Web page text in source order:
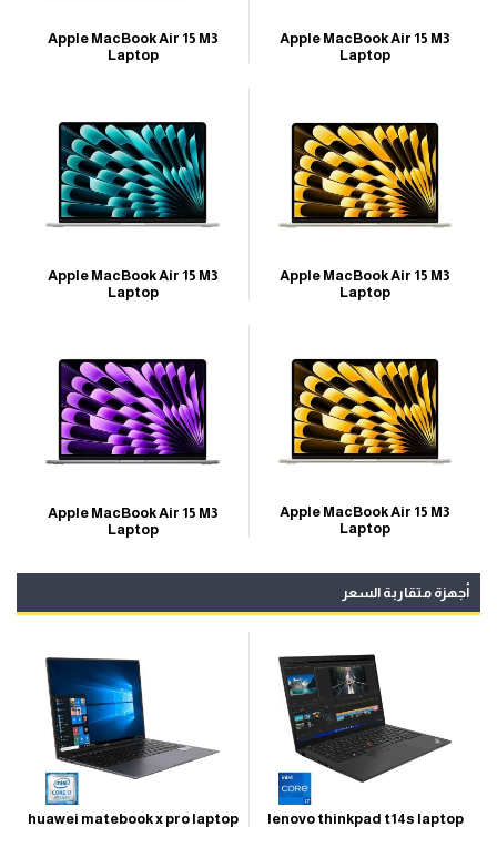
Apple MacBook Air 15 M3
Laptop
Apple MacBook Air 15 M3
Laptop
Apple MacBook Air 15 M3
Laptop
Apple MacBook Air 15 M3
Laptop
Apple MacBook Air 15 M3
Laptop
Apple MacBook Air 15 M3
Laptop
أجهزة متقاربة السعر
lenovo thinkpad t14s laptop
huawei matebook x pro laptop